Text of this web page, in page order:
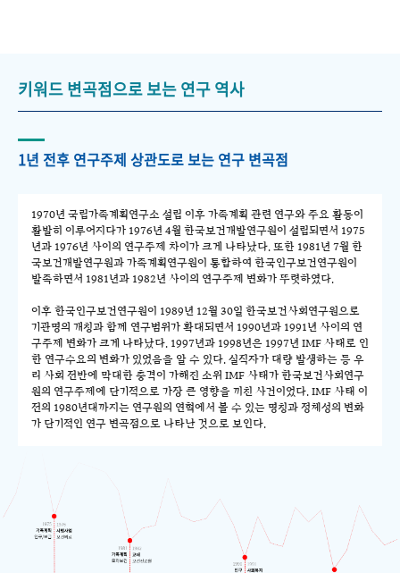
키워드 변곡점으로 보는 연구 역사
1년 전후 연구주제 상관도로 보는 연구 변곡점
1970년 국립가족계획연구소 설립 이후 가족계획 관련 연구와 주요 활동이
활발히 이루어지다가 1976년 4월 한국보건개발연구원이 설립되면서 1975
년과 1976년 사이의 연구주제 차이가 크게 나타났다. 또한 1981년 7월 한
국보건개발연구원과 가족계획연구원이 통합하여 한국인구보건연구원이
발족하면서 1981년과 1982년 사이의 연구주제 변화가 뚜렷하였다.
이후 한국인구보건연구원이 1989년 12월 30일 한국보건사회연구원으로
기관명의 개칭과 함께 연구범위가 확대되면서 1990년과 1991년 사이의 연
구주제 변화가 크게 나타났다. 1997년과 1998년은 1997년 IMF 사태로 인
한 연구수요의 변화가 있었음을 알 수 있다. 실직자가 대량 발생하는 등 우
리 사회 전반에 막대한 충격이 가해진 소위 IMF 사태가 한국보건사회연구
원의 연구주제에 단기적으로 가장 큰 영향을 끼친 사건이었다. IMF 사태 이
전의 1980년대까지는 연구원의 연혁에서 볼 수 있는 명칭과 정체성의 변화
가 단기적인 연구 변곡점으로 나타난 것으로 보인다.